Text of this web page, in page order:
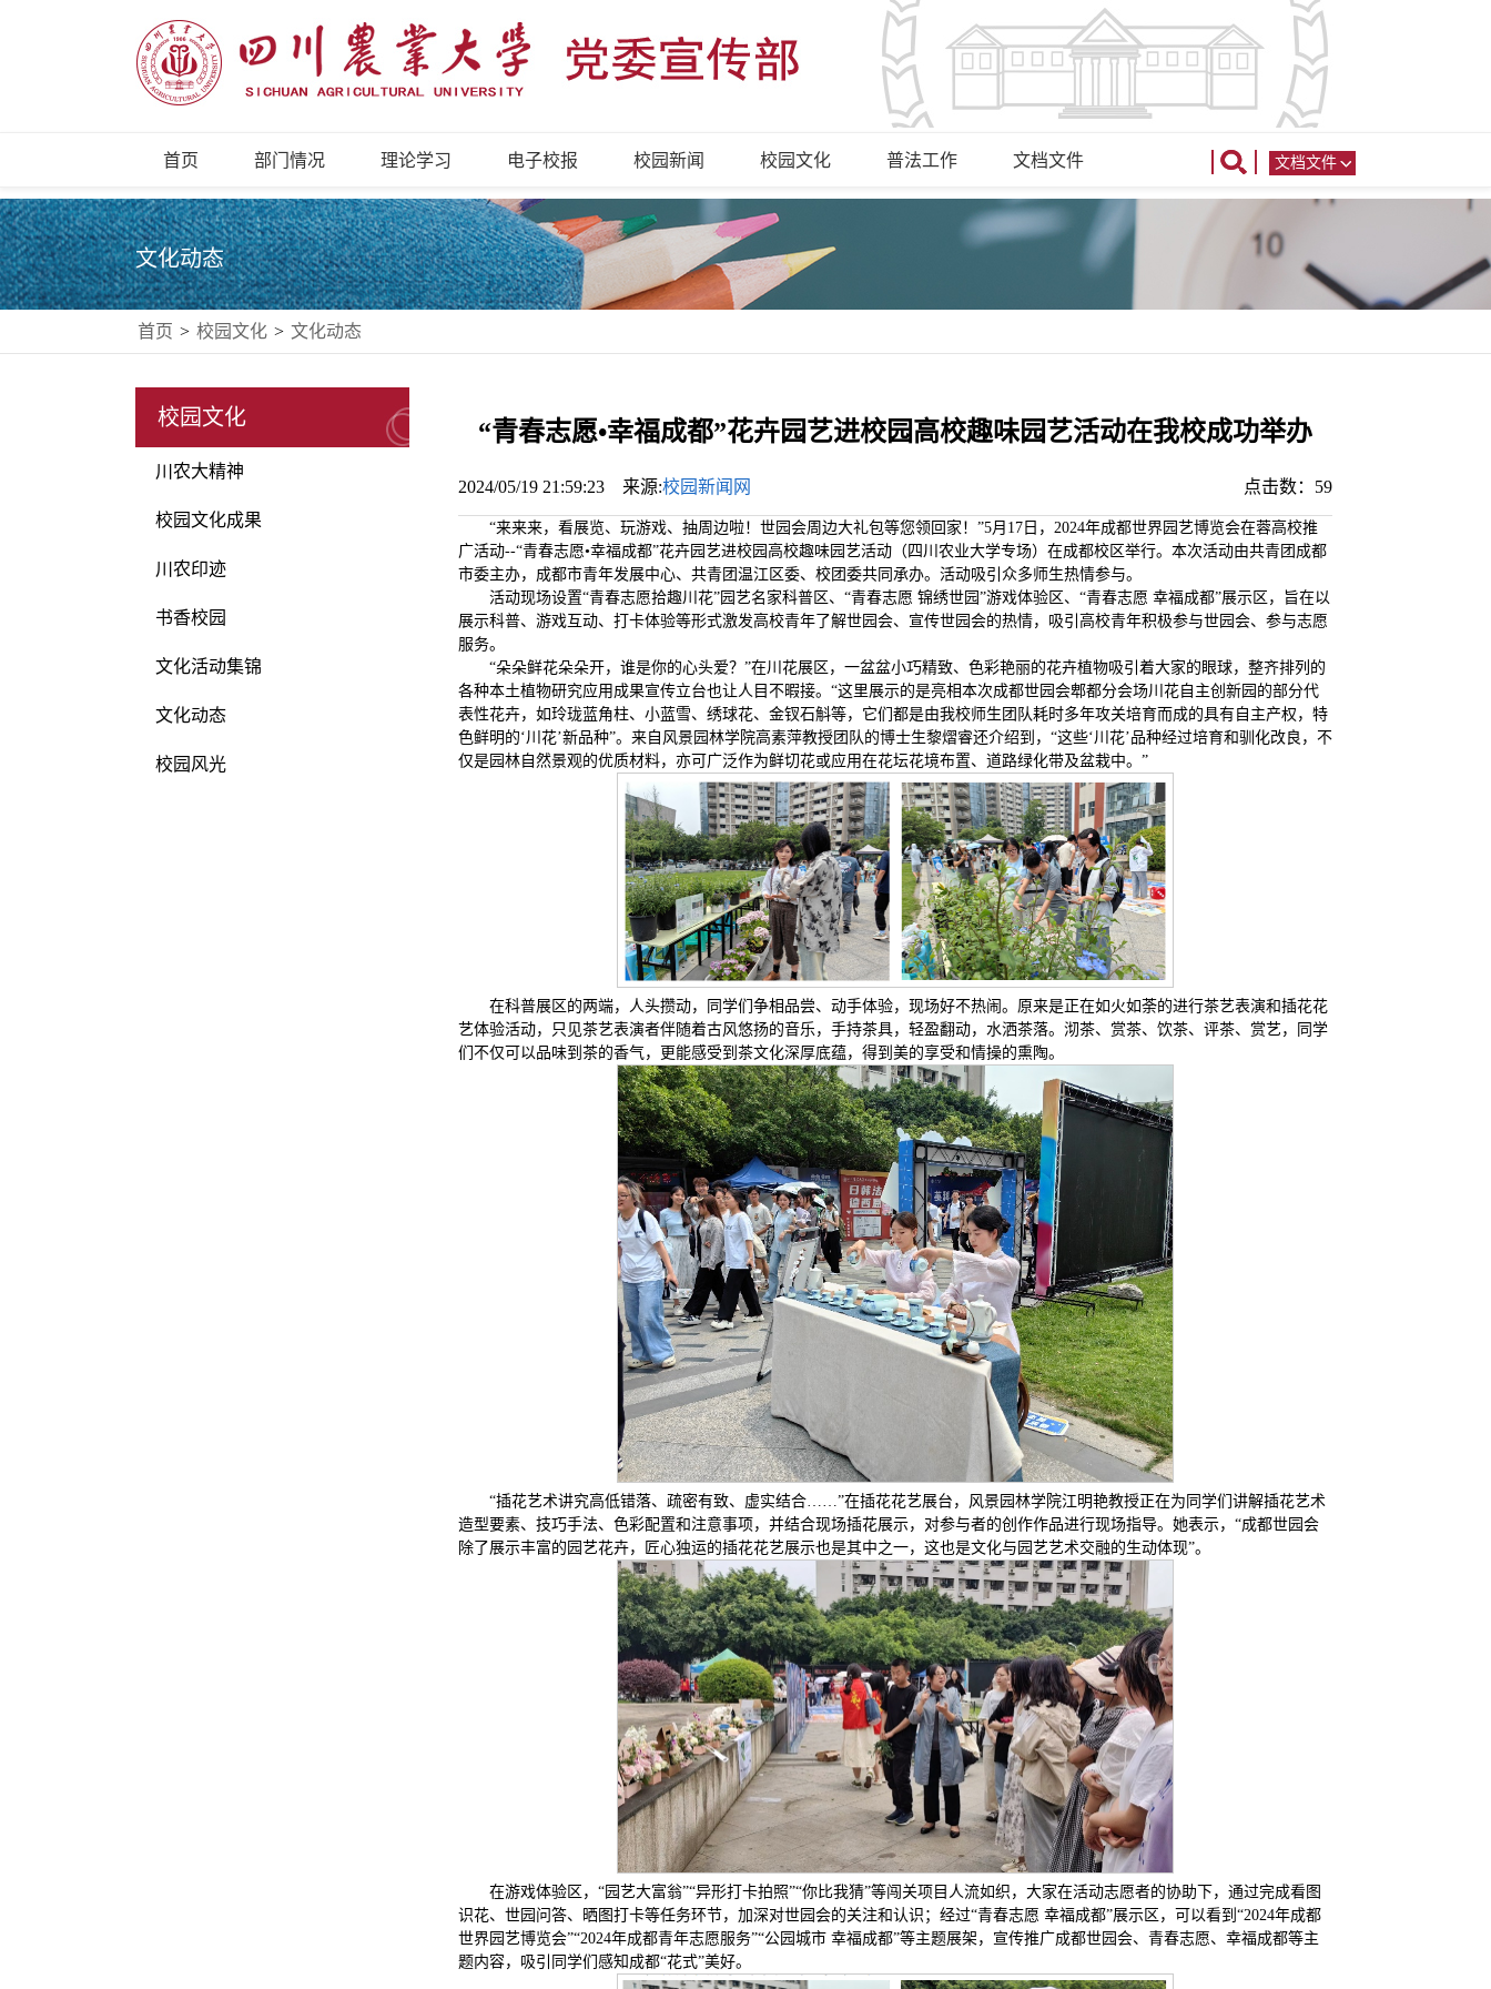
首页 部门情况 理论学习 电子校报 校园新闻 校园文化 普法工作 文档文件 文档文件
文化动态
首页 > 校园文化 > 文化动态
校园文化
川农大精神
校园文化成果
川农印迹
书香校园
文化活动集锦
文化动态
校园风光
“青春志愿•幸福成都”花卉园艺进校园高校趣味园艺活动在我校成功举办
点击数： 59
2024/05/19 21:59:23 来源:校园新闻网
“来来来，看展览、玩游戏、抽周边啦！世园会周边大礼包等您领回家！”5月17日，2024年成都世界园艺博览会在蓉高校推
广活动--“青春志愿•幸福成都”花卉园艺进校园高校趣味园艺活动（四川农业大学专场）在成都校区举行。本次活动由共青团成都
市委主办，成都市青年发展中心、共青团温江区委、校团委共同承办。活动吸引众多师生热情参与。
活动现场设置“青春志愿拾趣川花”园艺名家科普区、“青春志愿 锦绣世园”游戏体验区、“青春志愿 幸福成都”展示区，旨在以
展示科普、游戏互动、打卡体验等形式激发高校青年了解世园会、宣传世园会的热情，吸引高校青年积极参与世园会、参与志愿
服务。
“朵朵鲜花朵朵开，谁是你的心头爱？”在川花展区，一盆盆小巧精致、色彩艳丽的花卉植物吸引着大家的眼球，整齐排列的
各种本土植物研究应用成果宣传立台也让人目不暇接。“这里展示的是亮相本次成都世园会郫都分会场川花自主创新园的部分代
表性花卉，如玲珑蓝角柱、小蓝雪、绣球花、金钗石斛等，它们都是由我校师生团队耗时多年攻关培育而成的具有自主产权，特
色鲜明的‘川花’新品种”。来自风景园林学院高素萍教授团队的博士生黎熠睿还介绍到，“这些‘川花’品种经过培育和驯化改良，不
仅是园林自然景观的优质材料，亦可广泛作为鲜切花或应用在花坛花境布置、道路绿化带及盆栽中。”
在科普展区的两端，人头攒动，同学们争相品尝、动手体验，现场好不热闹。原来是正在如火如荼的进行茶艺表演和插花花
艺体验活动，只见茶艺表演者伴随着古风悠扬的音乐，手持茶具，轻盈翻动，水洒茶落。沏茶、赏茶、饮茶、评茶、赏艺，同学
们不仅可以品味到茶的香气，更能感受到茶文化深厚底蕴，得到美的享受和情操的熏陶。
“插花艺术讲究高低错落、疏密有致、虚实结合……”在插花花艺展台，风景园林学院江明艳教授正在为同学们讲解插花艺术
造型要素、技巧手法、色彩配置和注意事项，并结合现场插花展示，对参与者的创作作品进行现场指导。她表示，“成都世园会
除了展示丰富的园艺花卉，匠心独运的插花花艺展示也是其中之一，这也是文化与园艺艺术交融的生动体现”。
在游戏体验区，“园艺大富翁”“异形打卡拍照”“你比我猜”等闯关项目人流如织，大家在活动志愿者的协助下，通过完成看图
识花、世园问答、晒图打卡等任务环节，加深对世园会的关注和认识；经过“青春志愿 幸福成都”展示区，可以看到“2024年成都
世界园艺博览会”“2024年成都青年志愿服务”“公园城市 幸福成都”等主题展架，宣传推广成都世园会、青春志愿、幸福成都等主
题内容，吸引同学们感知成都“花式”美好。